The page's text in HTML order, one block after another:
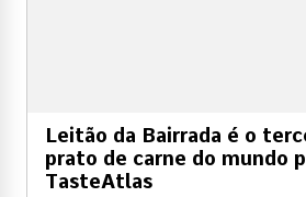
Leitão da Bairrada é o
prato de carne do mundo
TasteAtlas